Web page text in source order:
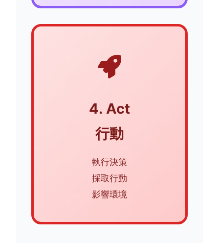
4. Act
行動
執行決策
採取行動
影響環境